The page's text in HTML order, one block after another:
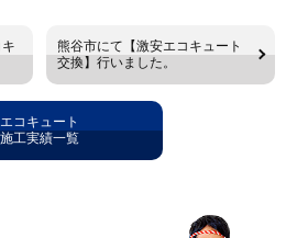
熊谷市にて【激安エコキュート
交換】行いました。
エコキュート
施工実績一覧